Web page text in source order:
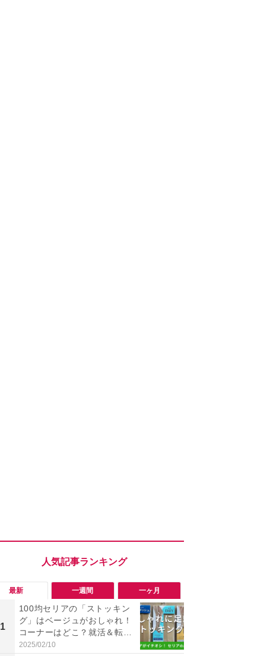
最新 一週間 一ヶ月
1
100均セリアの「ストッキン
グ」はベージュがおしゃれ！
コーナーはどこ？就活＆転職
活動にもおすすめな3選【202
2025/02/10